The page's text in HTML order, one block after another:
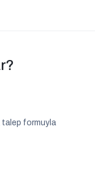
talep formuyla